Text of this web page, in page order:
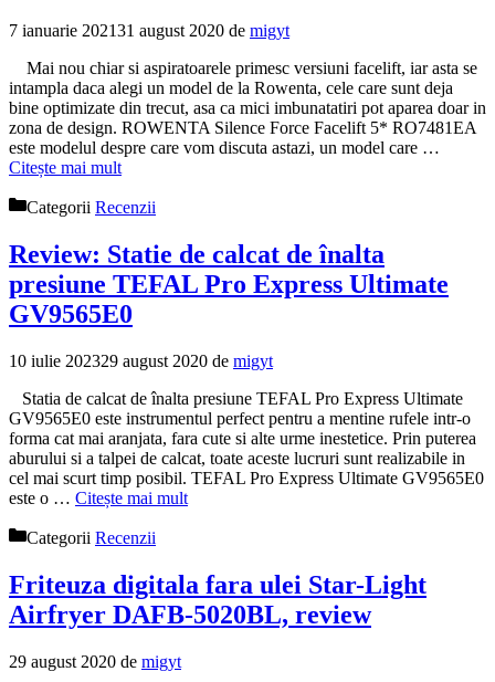
7 ianuarie 202131 august 2020 de migyt
Mai nou chiar si aspiratoarele primesc versiuni facelift, iar asta se
intampla daca alegi un model de la Rowenta, cele care sunt deja
bine optimizate din trecut, asa ca mici imbunatatiri pot aparea doar in
zona de design. ROWENTA Silence Force Facelift 5* RO7481EA
este modelul despre care vom discuta astazi, un model care …
Citește mai mult
Categorii Recenzii
Review: Statie de calcat de înalta
presiune TEFAL Pro Express Ultimate
GV9565E0
10 iulie 202329 august 2020 de migyt
Statia de calcat de înalta presiune TEFAL Pro Express Ultimate
GV9565E0 este instrumentul perfect pentru a mentine rufele intr-o
forma cat mai aranjata, fara cute si alte urme inestetice. Prin puterea
aburului si a talpei de calcat, toate aceste lucruri sunt realizabile in
cel mai scurt timp posibil. TEFAL Pro Express Ultimate GV9565E0
este o … Citește mai mult
Categorii Recenzii
Friteuza digitala fara ulei Star-Light
Airfryer DAFB-5020BL, review
29 august 2020 de migyt